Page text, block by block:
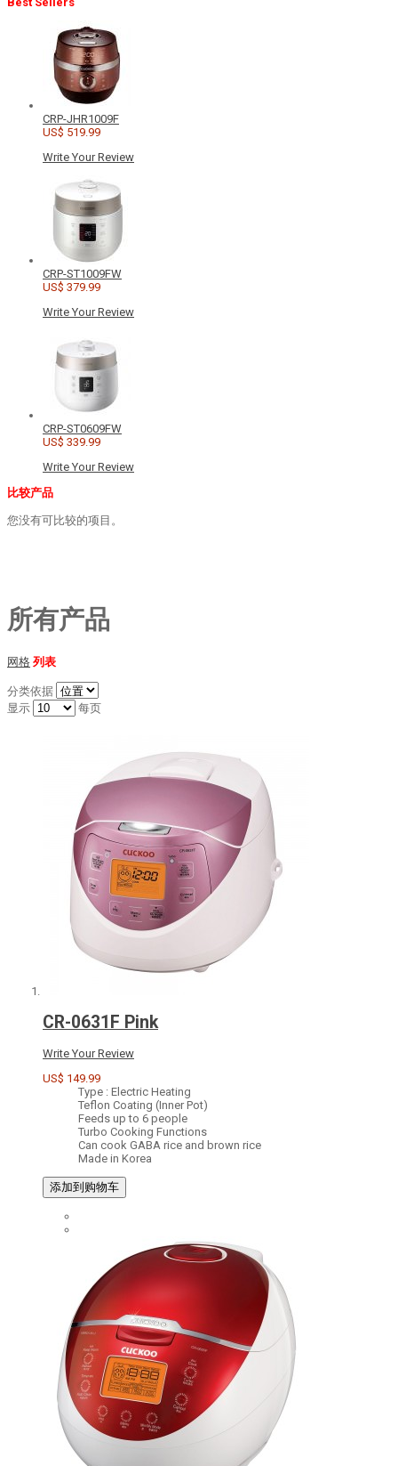
CRP-JHR1009F
US$ 519.99
Write Your Review
CRP-ST1009FW
US$ 379.99
Write Your Review
CRP-ST0609FW
US$ 339.99
Write Your Review
比较产品
您没有可比较的项目。
所有产品
网格 列表
分类依据
显示
每页
CR-0631F Pink
Write Your Review
US$ 149.99
Type : Electric Heating
Teflon Coating (Inner Pot)
Feeds up to 6 people
Turbo Cooking Functions
Can cook GABA rice and brown rice
Made in Korea
添加到购物车